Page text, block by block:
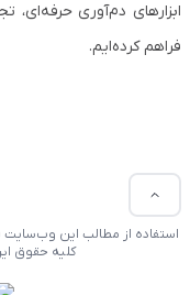
ابزارهای دم‌آوری
فراهم کرده‌ایم.
استفاده از مطالب این وب‌سایت
کلیه حقوق